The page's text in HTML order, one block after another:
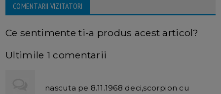
COMENTARII VIZITATORI
Ce sentimente ti-a produs acest articol?
Ultimile 1 comentarii
nascuta pe 8.11.1968 deci,scorpion cu